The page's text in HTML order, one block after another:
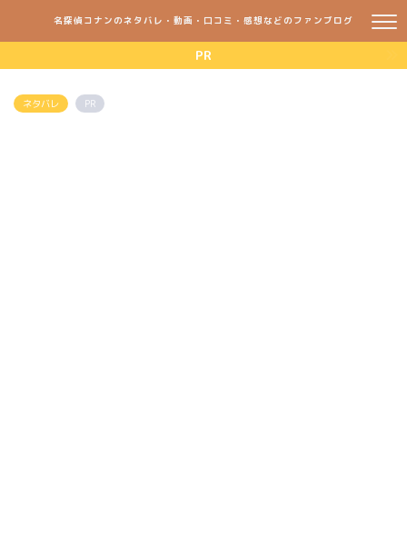
名探偵コナンのネタバレ・動画・口コミ・感想などのファンブログ
PR
ネタバレ PR